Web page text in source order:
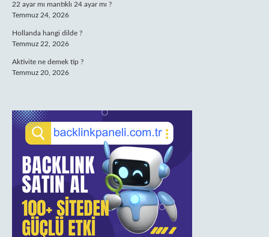
22 ayar mı mantıklı 24 ayar mı ?
Temmuz 24, 2026
Hollanda hangi dilde ?
Temmuz 22, 2026
Aktivite ne demek tip ?
Temmuz 20, 2026